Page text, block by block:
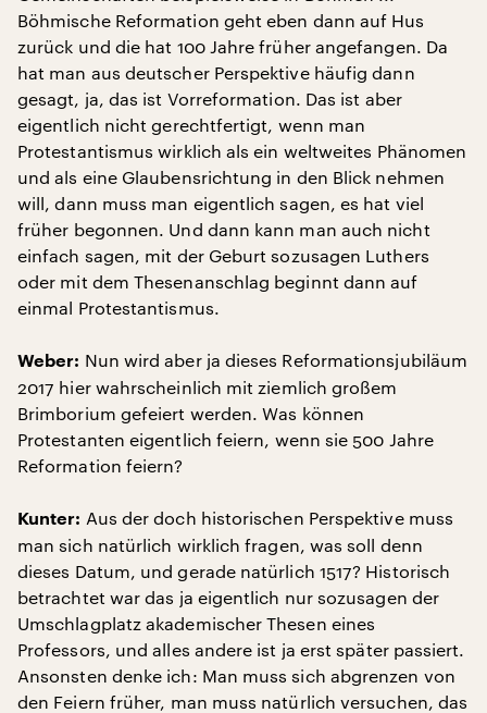
Böhmische Reformation geht eben dann auf Hus
zurück und die hat 100 Jahre früher angefangen. Da
hat man aus deutscher Perspektive häufig dann
gesagt, ja, das ist Vorreformation. Das ist aber
eigentlich nicht gerechtfertigt, wenn man
Protestantismus wirklich als ein weltweites Phänomen
und als eine Glaubensrichtung in den Blick nehmen
will, dann muss man eigentlich sagen, es hat viel
früher begonnen. Und dann kann man auch nicht
einfach sagen, mit der Geburt sozusagen Luthers
oder mit dem Thesenanschlag beginnt dann auf
einmal Protestantismus.
Weber: Nun wird aber ja dieses Reformationsjubiläum
2017 hier wahrscheinlich mit ziemlich großem
Brimborium gefeiert werden. Was können
Protestanten eigentlich feiern, wenn sie 500 Jahre
Reformation feiern?
Kunter: Aus der doch historischen Perspektive muss
man sich natürlich wirklich fragen, was soll denn
dieses Datum, und gerade natürlich 1517? Historisch
betrachtet war das ja eigentlich nur sozusagen der
Umschlagplatz akademischer Thesen eines
Professors, und alles andere ist ja erst später passiert.
Ansonsten denke ich: Man muss sich abgrenzen von
den Feiern früher, man muss natürlich versuchen, das